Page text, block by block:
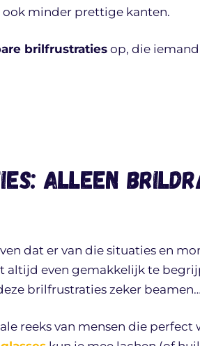
minder prettige kanten.
brilfrustratiesop, die
alleen
dat er van die situaties en
altijd even gemakkelijk te
brilfrustraties zeker beamen…
reeks van mensen die